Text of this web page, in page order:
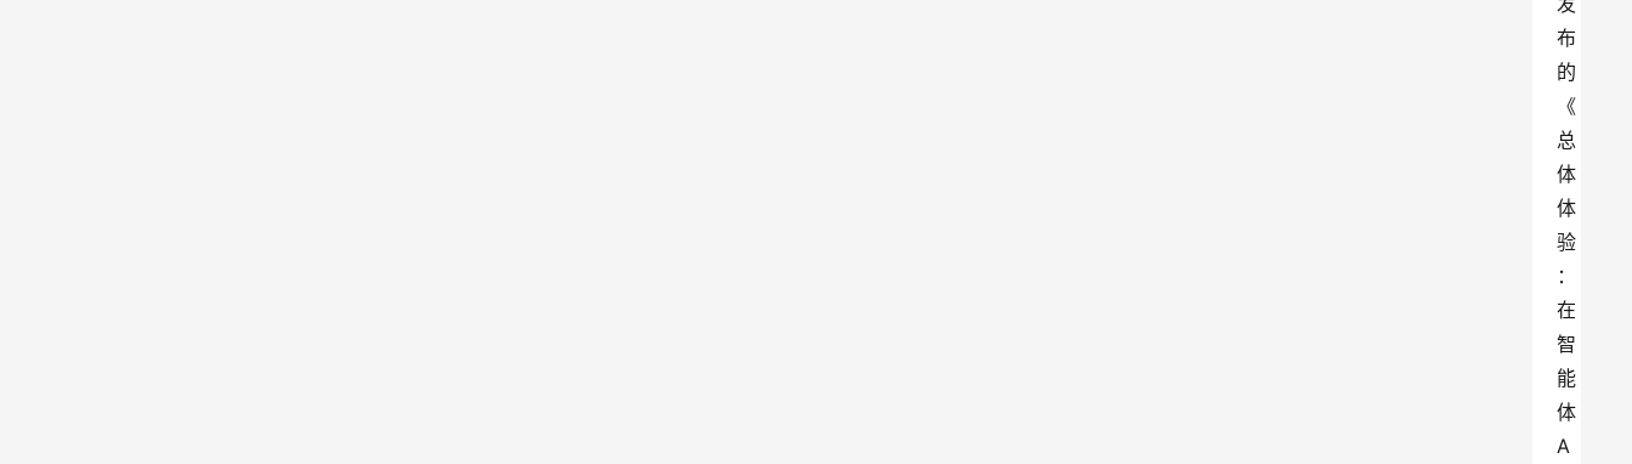
布
的
《
总
体
体
验
：
在
智
能
体
A